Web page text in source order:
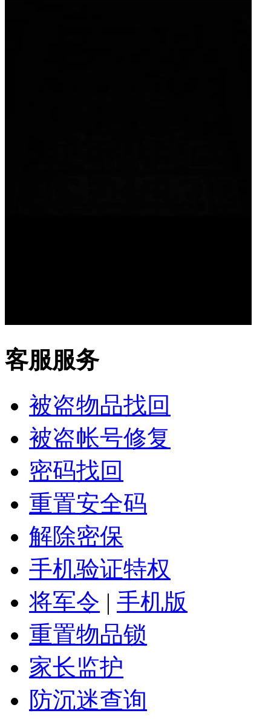
客服服务
被盗物品找回
被盗帐号修复
密码找回
重置安全码
解除密保
手机验证特权
将军令 | 手机版
重置物品锁
家长监护
防沉迷查询